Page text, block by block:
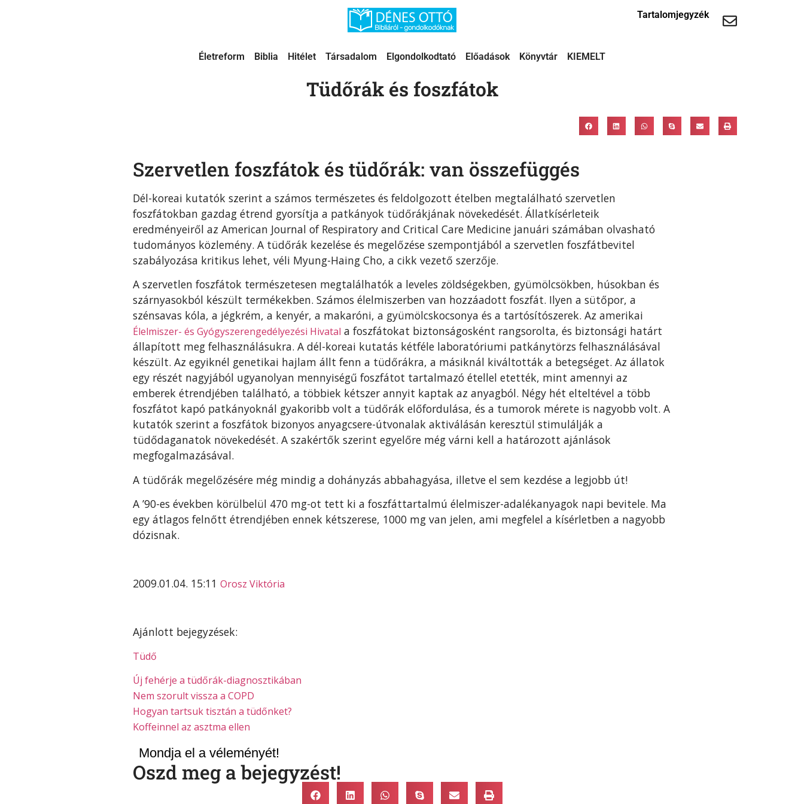
Tartalomjegyzék
Életreform Biblia Hitélet Társadalom Elgondolkodtató Előadások Könyvtár KIEMELT
Tüdőrák és foszfátok
Szervetlen foszfátok és tüdőrák: van összefüggés
Dél-koreai kutatók szerint a számos természetes és feldolgozott ételben megtalálható szervetlen
foszfátokban gazdag étrend gyorsítja a patkányok tüdőrákjának növekedését. Állatkísérleteik
eredményeiről az American Journal of Respiratory and Critical Care Medicine januári számában olvasható
tudományos közlemény. A tüdőrák kezelése és megelőzése szempontjából a szervetlen foszfátbevitel
szabályozása kritikus lehet, véli Myung-Haing Cho, a cikk vezető szerzője.
A szervetlen foszfátok természetesen megtalálhatók a leveles zöldségekben, gyümölcsökben, húsokban és
szárnyasokból készült termékekben. Számos élelmiszerben van hozzáadott foszfát. Ilyen a sütőpor, a
szénsavas kóla, a jégkrém, a kenyér, a makaróni, a gyümölcskocsonya és a tartósítószerek. Az amerikai
Élelmiszer- és Gyógyszerengedélyezési Hivatal a foszfátokat biztonságosként rangsorolta, és biztonsági határt
állapított meg felhasználásukra. A dél-koreai kutatás kétféle laboratóriumi patkánytörzs felhasználásával
készült. Az egyiknél genetikai hajlam állt fenn a tüdőrákra, a másiknál kiváltották a betegséget. Az állatok
egy részét nagyjából ugyanolyan mennyiségű foszfátot tartalmazó étellel etették, mint amennyi az
emberek étrendjében található, a többiek kétszer annyit kaptak az anyagból. Négy hét elteltével a több
foszfátot kapó patkányoknál gyakoribb volt a tüdőrák előfordulása, és a tumorok mérete is nagyobb volt. A
kutatók szerint a foszfátok bizonyos anyagcsere-útvonalak aktiválásán keresztül stimulálják a
tüdődaganatok növekedését. A szakértők szerint egyelőre még várni kell a határozott ajánlások
megfogalmazásával.
A tüdőrák megelőzésére még mindig a dohányzás abbahagyása, illetve el sem kezdése a legjobb út!
A ’90-es években körülbelül 470 mg-ot tett ki a foszfáttartalmú élelmiszer-adalékanyagok napi bevitele. Ma
egy átlagos felnőtt étrendjében ennek kétszerese, 1000 mg van jelen, ami megfelel a kísérletben a nagyobb
dózisnak.
2009.01.04. 15:11 Orosz Viktória
Ajánlott bejegyzések:
Tüdő
Új fehérje a tüdőrák-diagnosztikában
Nem szorult vissza a COPD
Hogyan tartsuk tisztán a tüdőnket?
Koffeinnel az asztma ellen
Mondja el a véleményét!
Oszd meg a bejegyzést!